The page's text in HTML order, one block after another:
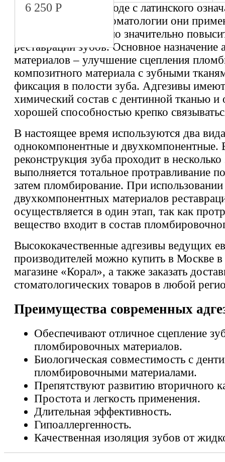
6 250 Р
«Адгезивы» в переводе с латинского
«прилипание». В стоматологии они
50 лет, что позволило значительно
реставрации зубов. Основное назначение
материалов – улучшение сцепления
композитного материала с зубными
фиксация в полости зуба. Адгезивы
химический состав с дентинной тканью и
хорошей способностью крепко
В настоящее время используются два
однокомпонентные и двухкомпонентные.
реконструкция зуба проходит в несколько
выполняется тотальное протравливание
затем пломбирование. При использовании
двухкомпонентных материалов
осуществляется в один этап, так как
вещество входит в состав
Высококачественные адгезивы ведущих
производителей можно купить в Москве в
магазине «Корал», а также заказать
стоматологических товаров в любой
Преимущества современных
Обеспечивают отличное сцепление
пломбировочных материалов.
Биологическая совместимость с
пломбировочными материалами.
Препятствуют развитию вторичного
Простота и легкость применения.
Длительная эффективность.
Гипоаллергенность.
Качественная изоляция зубов от